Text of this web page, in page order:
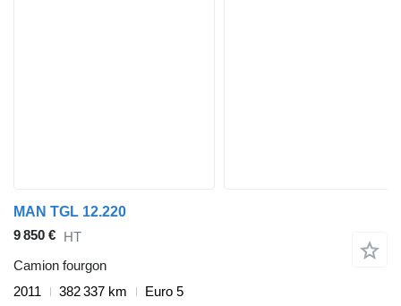
MAN TGL 12.220
9 850 € HT
Camion fourgon
2011
382 337 km
Euro 5